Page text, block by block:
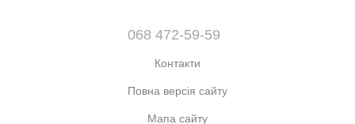
068 472-59-59
Контакти
Повна версія сайту
Мапа сайту